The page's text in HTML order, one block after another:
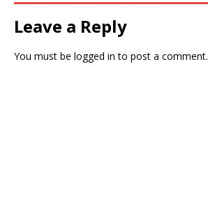
Leave a Reply
You must be logged in to post a comment.